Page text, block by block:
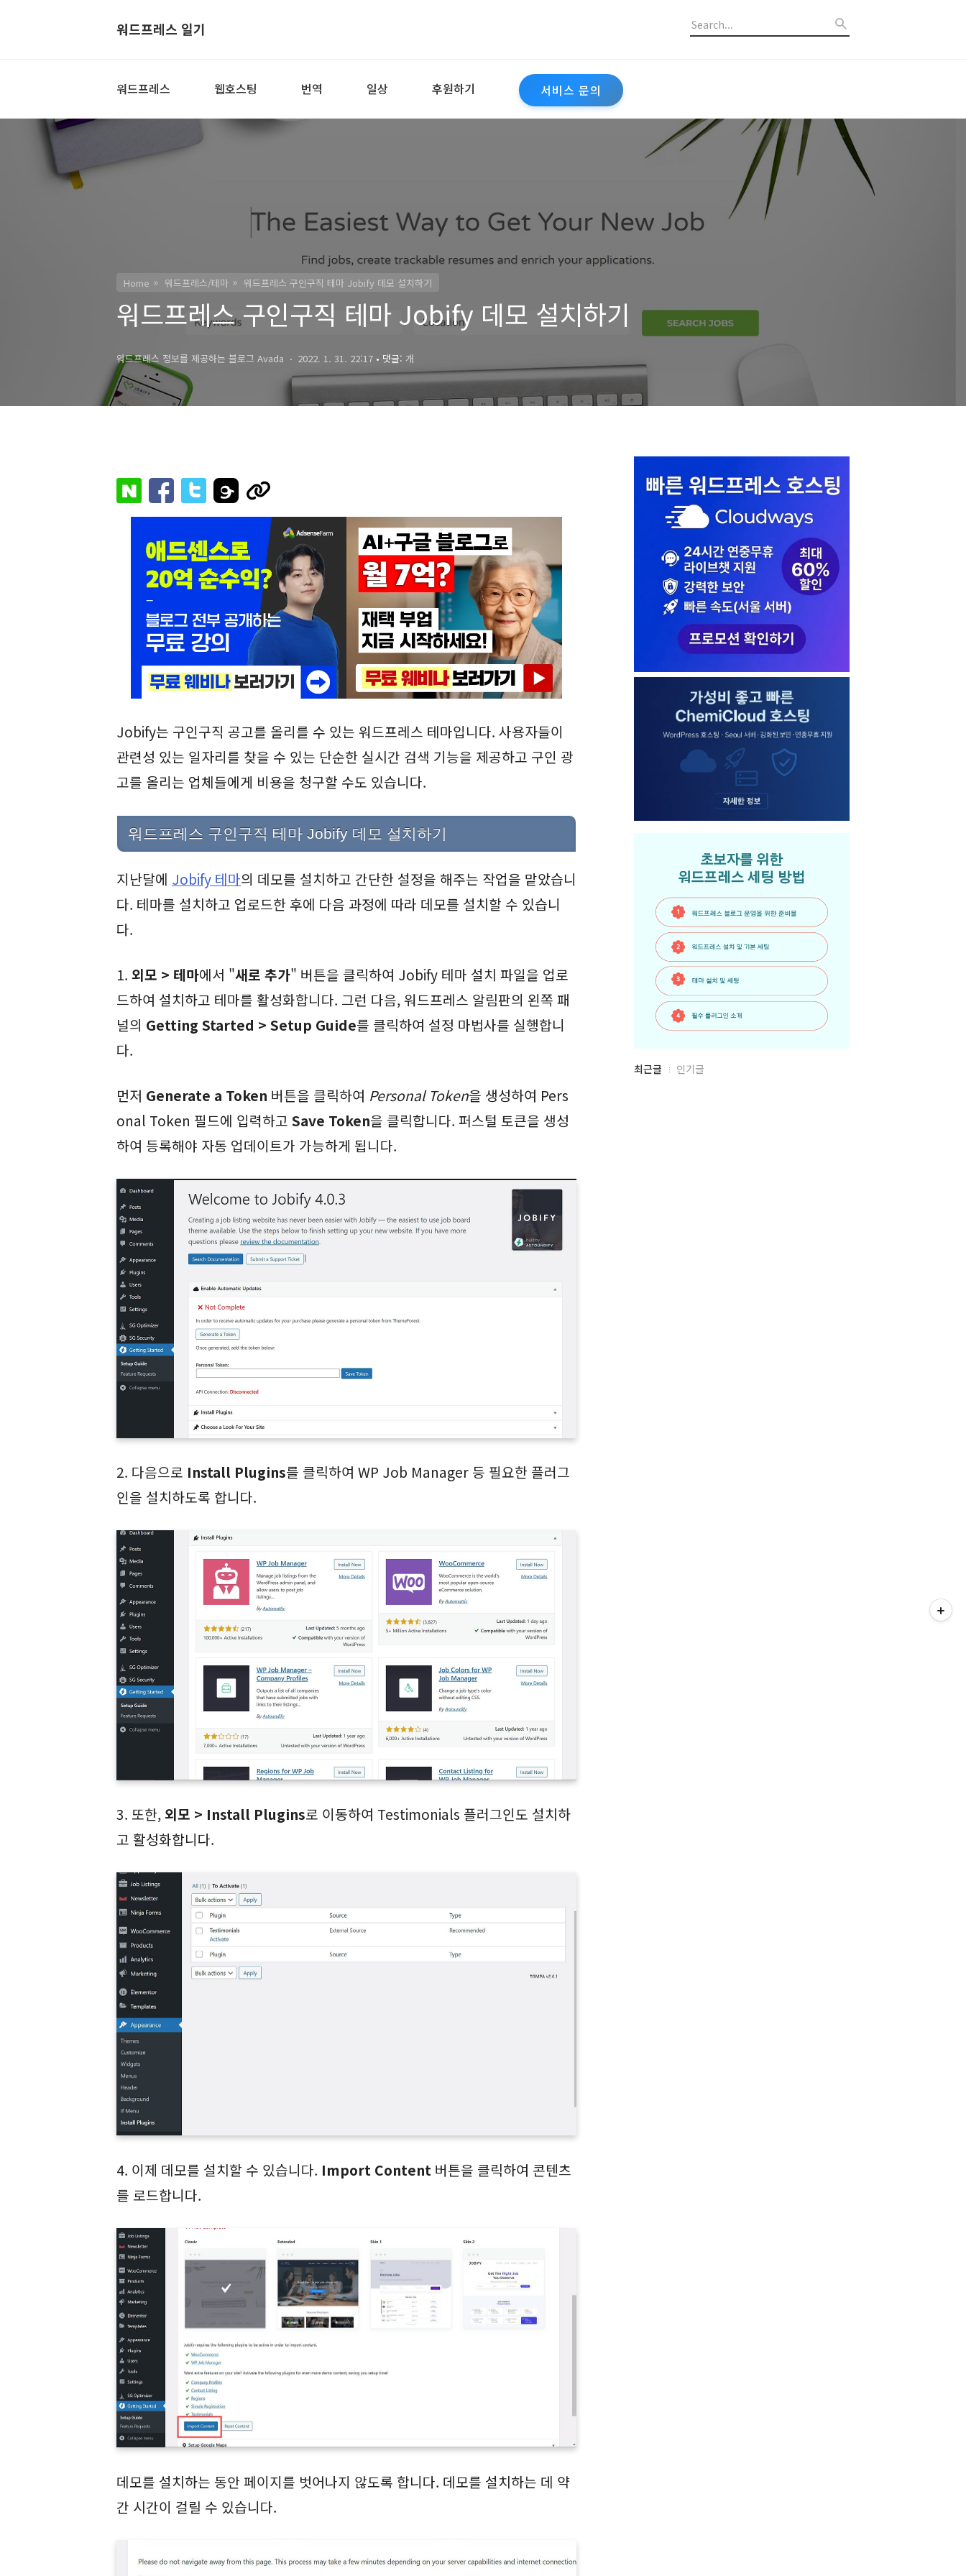
워드프레스 일기
워드프레스 웹호스팅 번역 일상 후원하기 서비스 문의
Home 워드프레스/테마 워드프레스 구인구직 테마 Jobify 데모 설치하기
워드프레스 구인구직 테마 Jobify 데모 설치하기
워드프레스 정보를 제공하는 블로그 Avada 2022. 1. 31. 22:17 • 댓글: 개
Jobify는 구인구직 공고를 올리를 수 있는 워드프레스 테마입니다. 사용자들이
관련성 있는 일자리를 찾을 수 있는 단순한 실시간 검색 기능을 제공하고 구인 광
고를 올리는 업체들에게 비용을 청구할 수도 있습니다.
워드프레스 구인구직 테마 Jobify 데모 설치하기
지난달에 Jobify 테마의 데모를 설치하고 간단한 설정을 해주는 작업을 맡았습니
다. 테마를 설치하고 업로드한 후에 다음 과정에 따라 데모를 설치할 수 있습니
다.
1. 외모 > 테마에서 "새로 추가" 버튼을 클릭하여 Jobify 테마 설치 파일을 업로
드하여 설치하고 테마를 활성화합니다. 그런 다음, 워드프레스 알림판의 왼쪽 패
널의 Getting Started > Setup Guide를 클릭하여 설정 마법사를 실행합니
다.
먼저 Generate a Token 버튼을 클릭하여 Personal Token을 생성하여 Pers
onal Token 필드에 입력하고 Save Token을 클릭합니다. 퍼스털 토큰을 생성
하여 등록해야 자동 업데이트가 가능하게 됩니다.
2. 다음으로 Install Plugins를 클릭하여 WP Job Manager 등 필요한 플러그
인을 설치하도록 합니다.
3. 또한,외모 > Install Plugins로 이동하여 Testimonials 플러그인도 설치하
고 활성화합니다.
4. 이제 데모를 설치할 수 있습니다. Import Content 버튼을 클릭하여 콘텐츠
를 로드합니다.
데모를 설치하는 동안 페이지를 벗어나지 않도록 합니다. 데모를 설치하는 데 약
간 시간이 걸릴 수 있습니다.
최
최근글 인기글